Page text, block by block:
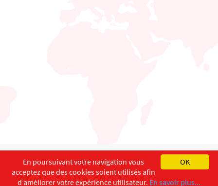
English Français
Copyright ©ISEC-AdW Impressum
OK
En poursuivant votre navigation vous
acceptez que des cookies soient utilisés afin
d’améliorer votre expérience utilisateur. En savoir plus...